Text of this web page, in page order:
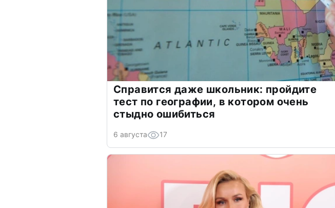
Справится даже школьник: пройдите
тест по географии, в котором очень
стыдно ошибиться
6 августа 17